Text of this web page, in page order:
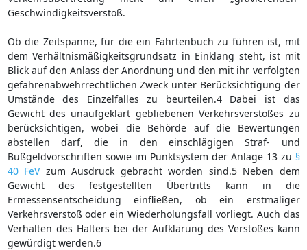
Geschwindigkeitsverstoß.
Ob die Zeitspanne, für die ein Fahrtenbuch zu führen ist, mit
dem Verhältnismäßigkeitsgrundsatz in Einklang steht, ist mit
Blick auf den Anlass der Anordnung und den mit ihr verfolgten
gefahrenabwehrrechtlichen Zweck unter Berücksichtigung der
Umstände des Einzelfalles zu beurteilen.4 Dabei ist das
Gewicht des unaufgeklärt gebliebenen Verkehrsverstoßes zu
berücksichtigen, wobei die Behörde auf die Bewertungen
abstellen darf, die in den einschlägigen Straf- und
Bußgeldvorschriften sowie im Punktsystem der Anlage 13 zu §
40 FeVzum Ausdruck gebracht worden sind.5 Neben dem
Gewicht des festgestellten Übertritts kann in die
Ermessensentscheidung einfließen, ob ein erstmaliger
Verkehrsverstoß oder ein Wiederholungsfall vorliegt. Auch das
Verhalten des Halters bei der Aufklärung des Verstoßes kann
gewürdigt werden.6